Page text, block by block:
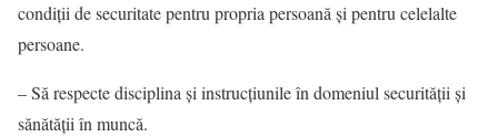
condiţii de securitate pentru propria persoană şi pentru celelalte
persoane.
– Să respecte disciplina şi instrucţiunile în domeniul securităţii şi
sănătăţii în muncă.